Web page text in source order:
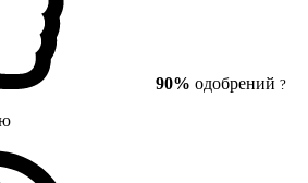
90% одобрений ?